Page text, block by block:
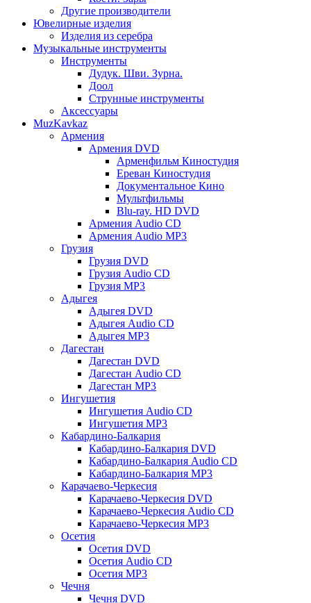
Другие производители
Ювелирные изделия
Изделия из серебра
Музыкальные инструменты
Инструменты
Дудук. Шви. Зурна.
Доол
Струнные инструменты
Аксессуары
MuzKavkaz
Армения
Армения DVD
Арменфильм Киностудия
Ереван Киностудия
Документальное Кино
Мультфильмы
Blu-ray. HD DVD
Армения Audio CD
Армения Audio MP3
Грузия
Грузия DVD
Грузия Audio CD
Грузия MP3
Адыгея
Адыгея DVD
Адыгея Audio CD
Адыгея MP3
Дагестан
Дагестан DVD
Дагестан Audio CD
Дагестан MP3
Ингушетия
Ингушетия Audio CD
Ингушетия MP3
Кабардино-Балкария
Кабардино-Балкария DVD
Кабардино-Балкария Audio CD
Кабардино-Балкария MP3
Карачаево-Черкесия
Карачаево-Черкесия DVD
Карачаево-Черкесия Audio CD
Карачаево-Черкесия MP3
Осетия
Осетия DVD
Осетия Audio CD
Осетия MP3
Чечня
Чечня DVD